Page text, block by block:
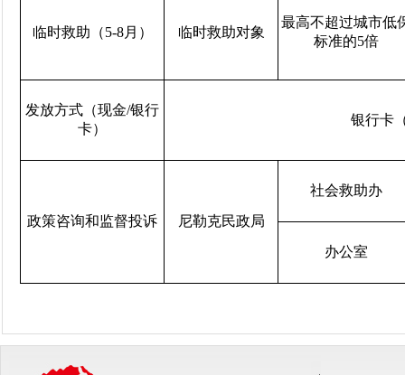
临时救助（5-8月） 临时救助对象
最高不超过城市低
标准的5倍
发放方式（现金/银行
卡）
银行卡
政策咨询和监督投诉 尼勒克民政局
社会救助办
办公室